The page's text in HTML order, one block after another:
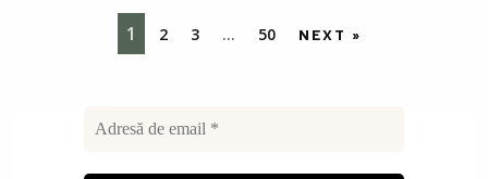
1 2 3 … 50 NEXT »